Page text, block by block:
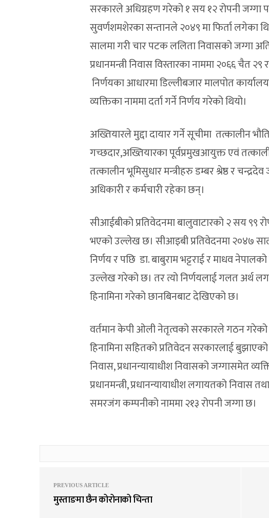
सरकारले अधिग्रहण गरेको १ सय १२ रोपनी
सुवर्णशमशेरका सन्तानले २०४९ मा फिर्ता लगेका
सालमा गरी चार पटक ललिता निवासको जग्गा
प्रधानमन्त्री निवास विस्तारका नाममा २०६६ चैत
निर्णयका आधारमा डिल्लीबजार मालपोत
व्यक्तिका नाममा दर्ता गर्ने निर्णय गरेको थियो।
अख्तियारले मुद्दा दायार गर्ने सूचीमा तत्कालीन
गच्छदार,अख्तियारका पूर्वप्रमुखआयुक्त एवं
तत्कालीन भूमिसुधार मन्‍त्रीहरु डम्बर श्रेष्ठ र
अधिकारी र कर्मचारी रहेका छन्।
सीआईबीको प्रतिवेदनमा बालुवाटारको २ सय ९९
भएको उल्लेख छ। सीआइबी प्रतिवेदनमा २०४७
निर्णय र पछि डा. बाबुराम भट्टराई र माधव
उल्लेख गरेको छ। तर त्यो निर्णयलाई गलत अर्थ
हिनामिना गरेको छानबिनबाट देखिएको छ।
वर्तमान केपी ओली नेतृत्वको सरकारले गठन गरेको
हिनामिना सहितको प्रतिवेदन सरकारलाई बुझाएको
निवास, प्रधानन्यायाधीश निवासको जग्गासमेत
प्रधानमन्त्री, प्रधानन्यायाधीश लगायतको निवास
समरजंग कम्पनीको नाममा २१३ रोपनी जग्गा छ।
PREVIOUS ARTICLE
मुस्ताङमा छैन कोरोनाको चिन्ता